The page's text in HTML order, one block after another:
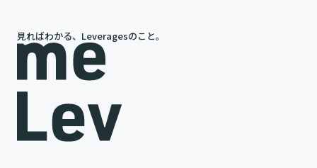
見ればわかる、Leveragesのこと。
槻が語る、レバレジーズの今と未来
代表インタビュー
2026.07.09